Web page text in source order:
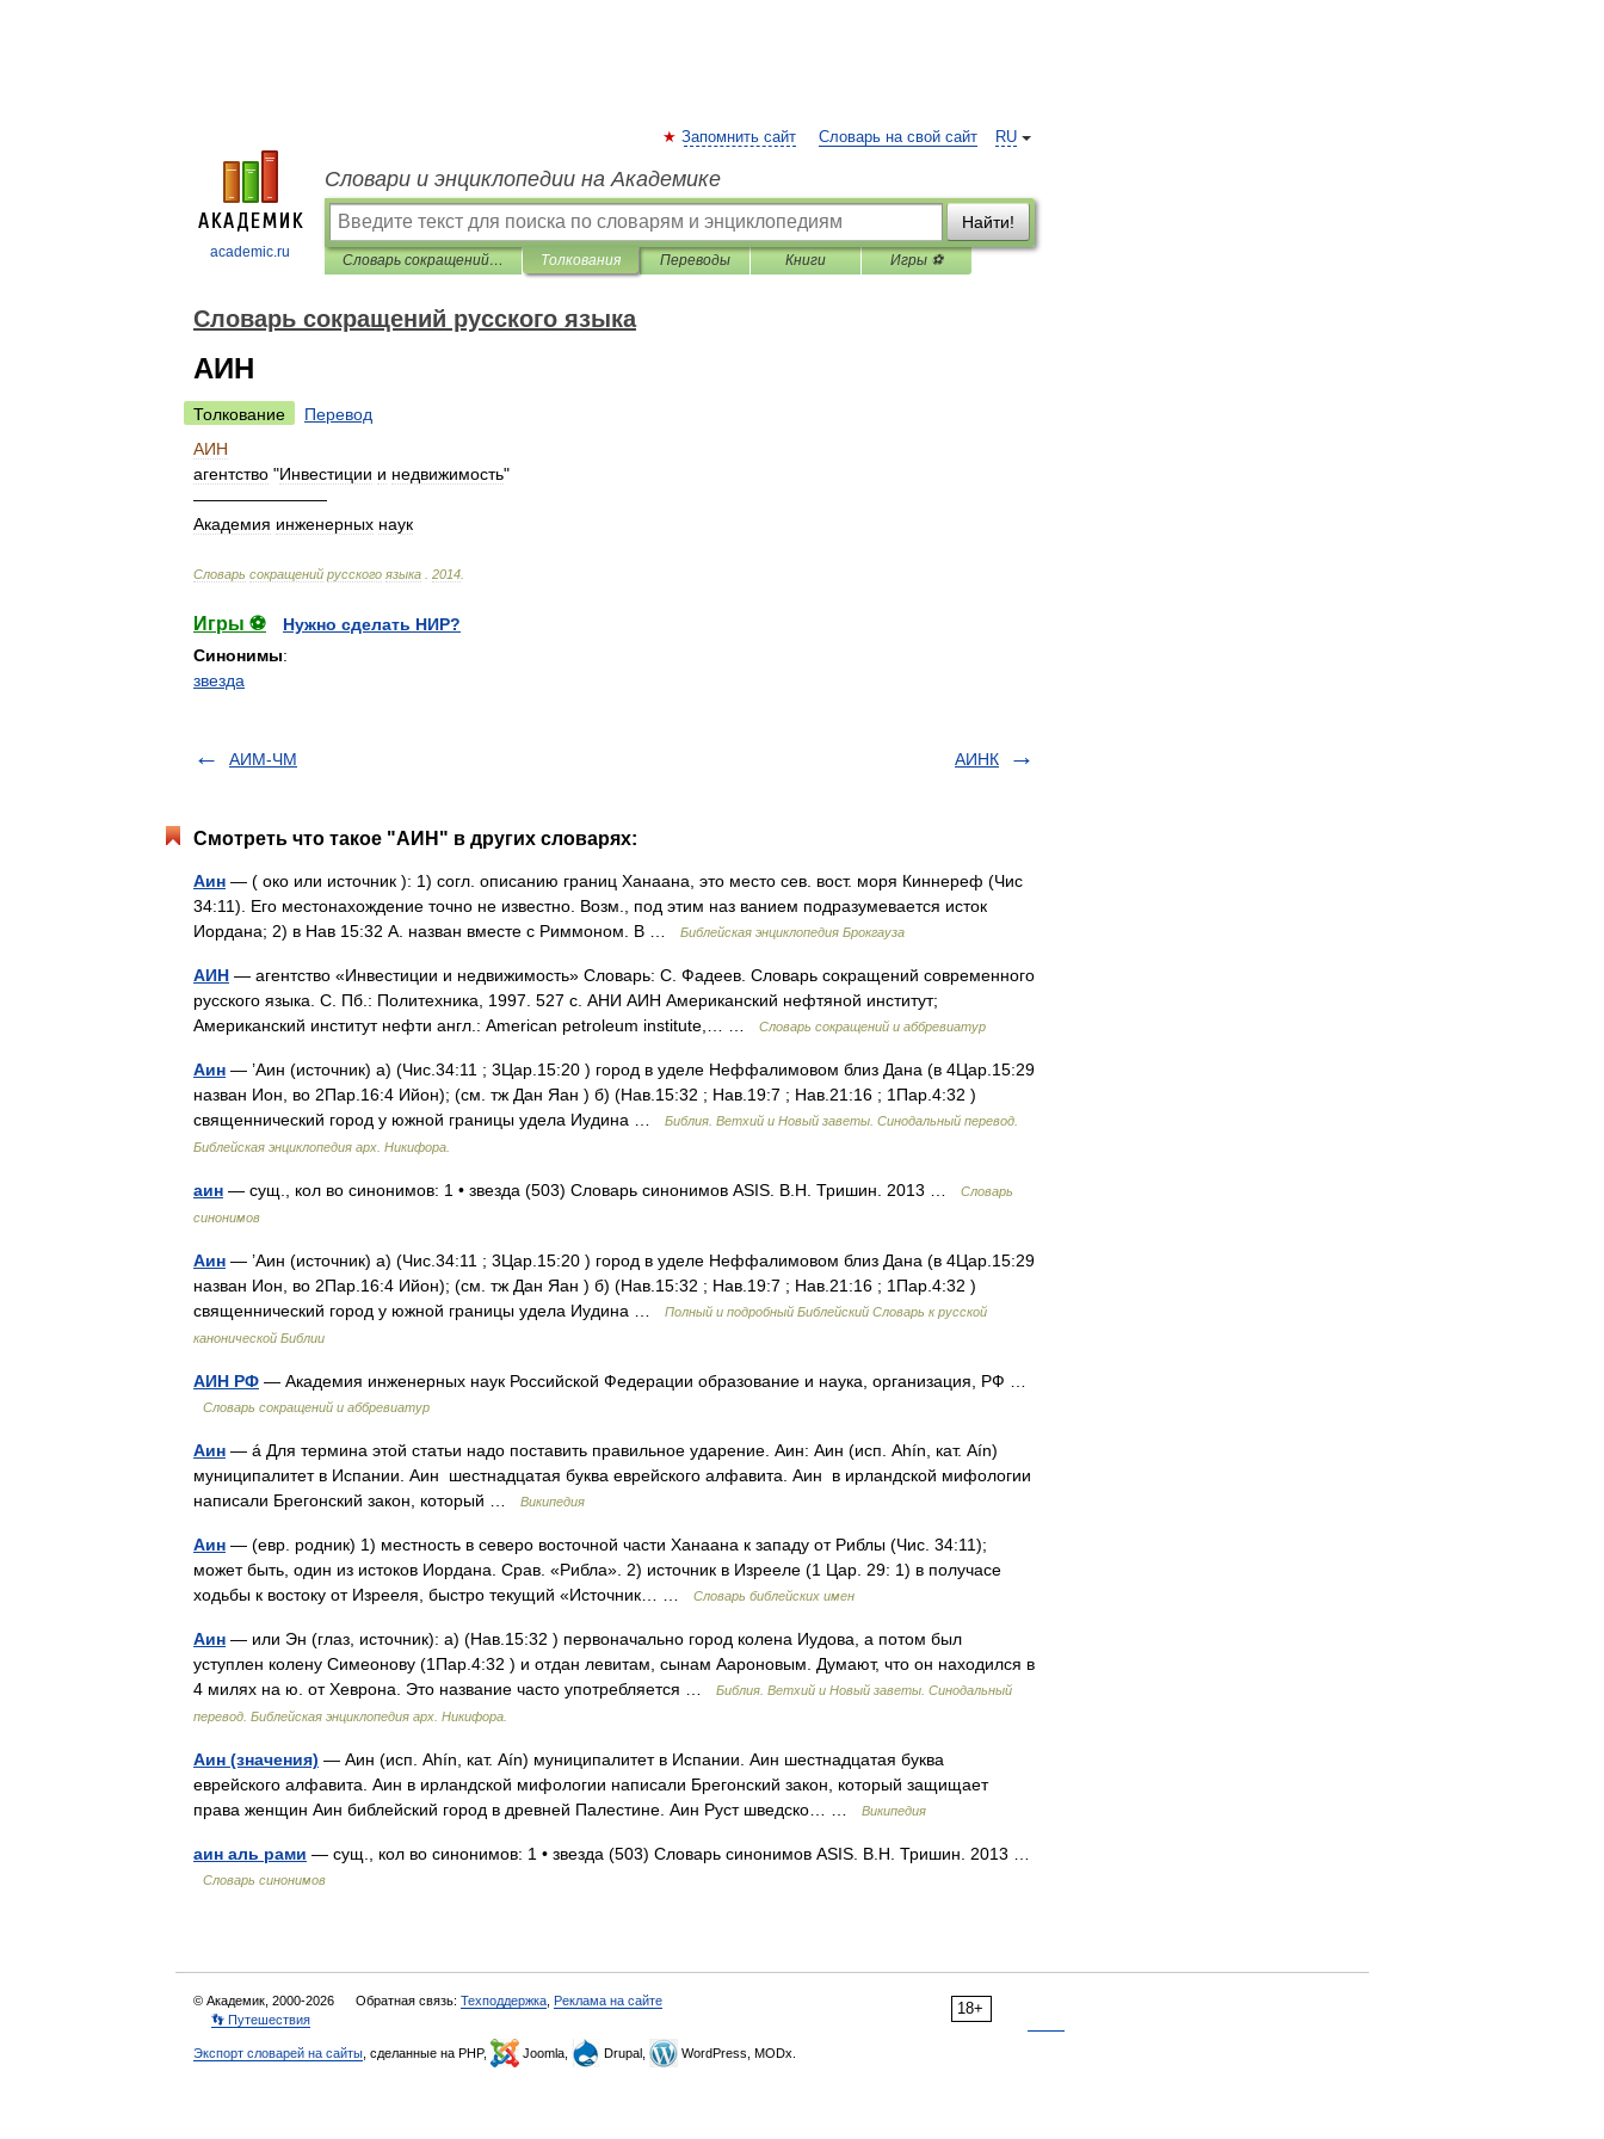
academic.ru
RU
Запомнить сайт Словарь на свой сайт
Словари и энциклопедии на Академике
Найти!
Словарь сокращений русского языка Толкования Переводы Книги Игры ⚽
Словарь сокращений русского языка
АИН
Толкование
Перевод
АИН
агентство "Инвестиции и недвижимость"
————————
Академия инженерных наук
Словарь сокращений русского языка 2014
Игры ⚽
Нужно сделать НИР?
Синонимы:
звезда
АИМ-ЧМ АИНК
Смотреть что такое "АИН" в других словарях:
Аин — ( око или источник ): 1) согл. описанию границ Ханаана, это место сев. вост. моря Киннереф (Чис
34:11). Его местонахождение точно не известно. Возм., под этим наз ванием подразумевается исток
Иордана; 2) в Нав 15:32 А. назван вместе с Риммоном. В …
Библейская энциклопедия Брокгауза
АИН — агентство «Инвестиции и недвижимость» Словарь: С. Фадеев. Словарь сокращений современного
русского языка. С. Пб.: Политехника, 1997. 527 с. АНИ АИН Американский нефтяной институт;
Американский институт нефти англ.: American petroleum institute,… …
Словарь сокращений и аббревиатур
Аин — ’Аин (источник) а) (Чис.34:11 ; 3Цар.15:20 ) город в уделе Неффалимовом близ Дана (в 4Цар.15:29
назван Ион, во 2Пар.16:4 Ийон); (см. тж Дан Яан ) б) (Нав.15:32 ; Нав.19:7 ; Нав.21:16 ; 1Пар.4:32 )
священнический город у южной границы удела Иудина …
Библия. Ветхий и Новый заветы. Синодальный перевод.
Библейская энциклопедия арх. Никифора.
аин — сущ., кол во синонимов: 1 • звезда (503) Словарь синонимов ASIS. В.Н. Тришин. 2013 …
Словарь
синонимов
Аин — ’Аин (источник) а) (Чис.34:11 ; 3Цар.15:20 ) город в уделе Неффалимовом близ Дана (в 4Цар.15:29
назван Ион, во 2Пар.16:4 Ийон); (см. тж Дан Яан ) б) (Нав.15:32 ; Нав.19:7 ; Нав.21:16 ; 1Пар.4:32 )
священнический город у южной границы удела Иудина …
Полный и подробный Библейский Словарь к русской
канонической Библии
АИН РФ — Академия инженерных наук Российской Федерации образование и наука, организация, РФ …
Словарь сокращений и аббревиатур
Аин — á Для термина этой статьи надо поставить правильное ударение. Аин: Аин (исп. Ahín, кат. Aín)
муниципалитет в Испании. Аин шестнадцатая буква еврейского алфавита. Аин в ирландской мифологии
написали Брегонский закон, который …
Википедия
Аин — (евр. родник) 1) местность в северо восточной части Ханаана к западу от Риблы (Чис. 34:11);
может быть, один из истоков Иордана. Срав. «Рибла». 2) источник в Изрееле (1 Цар. 29: 1) в получасе
ходьбы к востоку от Изрееля, быстро текущий «Источник… …
Словарь библейских имен
Аин — или Эн (глаз, источник): а) (Нав.15:32 ) первоначально город колена Иудова, а потом был
уступлен колену Симеонову (1Пар.4:32 ) и отдан левитам, сынам Аароновым. Думают, что он находился в
4 милях на ю. от Хеврона. Это название часто употребляется …
Библия. Ветхий и Новый заветы. Синодальный
перевод. Библейская энциклопедия арх. Никифора.
Аин (значения) — Аин (исп. Ahín, кат. Aín) муниципалитет в Испании. Аин шестнадцатая буква
еврейского алфавита. Аин в ирландской мифологии написали Брегонский закон, который защищает
права женщин Аин библейский город в древней Палестине. Аин Руст шведско… …
Википедия
аин аль рами — сущ., кол во синонимов: 1 • звезда (503) Словарь синонимов ASIS. В.Н. Тришин. 2013 …
Словарь синонимов
18+
© Академик, 2000-2026 Обратная связь: Техподдержка Реклама на сайте
👣 Путешествия
Экспорт словарей на сайты , сделанные на PHP, Joomla, Drupal, WordPress, MODx.